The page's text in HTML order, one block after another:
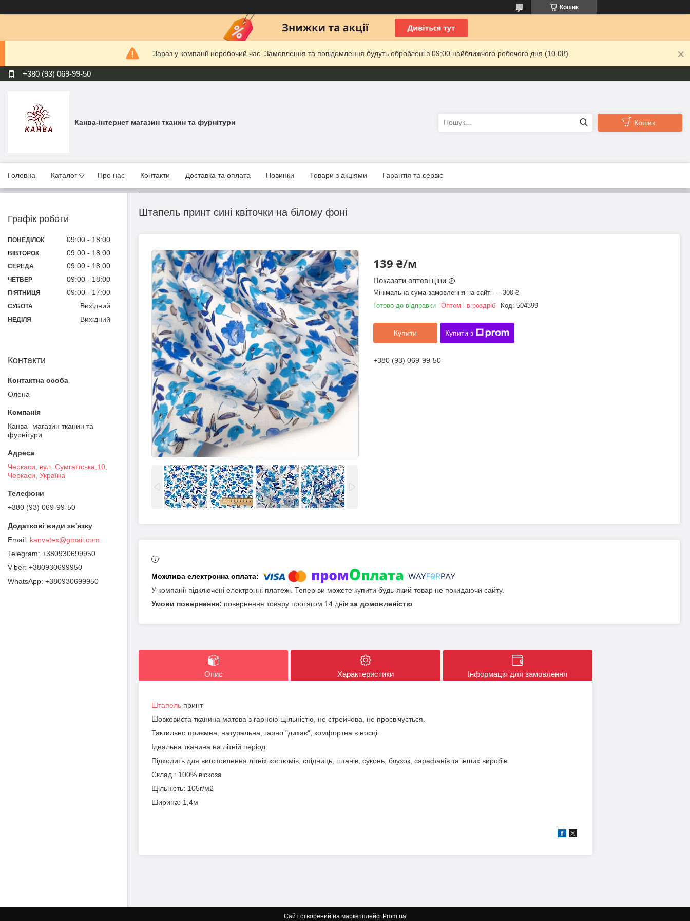
Кошик
Зараз у компанії неробочий час. Замовлення та повідомлення будуть оброблені з 09:00 найближчого робочого дня (10.08).
+380 (93) 069-99-50
Канва-інтернет магазин тканин та фурнітури Кошик
Головна Каталог Про нас Контакти Доставка та оплата Новинки Товари з акціями Гарантія та сервіс
Штапель принт сині квіточки на білому фоні
139 ₴/м
Показати оптові ціни
Мінімальна сума замовлення на сайті — 300 ₴
Готово до відправки
Оптом і в роздріб Код: 504399
Купити Купити з
+380 (93) 069-99-50
У компанії підключені електронні платежі. Тепер ви можете купити будь-який товар не покидаючи сайту.
повернення товару протягом 14 днів за домовленістю
Опис Характеристики Інформація для замовлення
Штапель принт
Шовковиста тканина матова з гарною щільністю, не стрейчова, не просвічується.
Тактильно приємна, натуральна, гарно "дихає", комфортна в носці.
Ідеальна тканина на літній період.
Підходить для виготовлення літніх костюмів, спідниць, штанів, суконь, блузок, сарафанів та інших виробів.
Склад : 100% віскоза
Щільність: 105г/м2
Ширина: 1,4м
Графік роботи
ПОНЕДІЛОК 09:00 18:00
ВІВТОРОК 09:00 18:00
СЕРЕДА 09:00 18:00
ЧЕТВЕР 09:00 18:00
ПʼЯТНИЦЯ 09:00 17:00
СУБОТА Вихідний
НЕДІЛЯ Вихідний
Контакти
Олена
Канва- магазин тканин та
фурнітури
Черкаси, вул. Сумгаїтська,10,
Черкаси, Україна
+380 (93) 069-99-50
kanvatex@gmail.com
+380930699950
+380930699950
+380930699950
Сайт створений на маркетплейсі Prom.ua